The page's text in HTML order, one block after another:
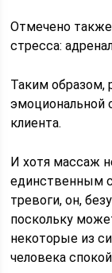
Отмечено
стресса:
Таким
эмоциональной
клиента.
И хотя массаж
единственным
тревоги, он,
поскольку
некоторые из
человека